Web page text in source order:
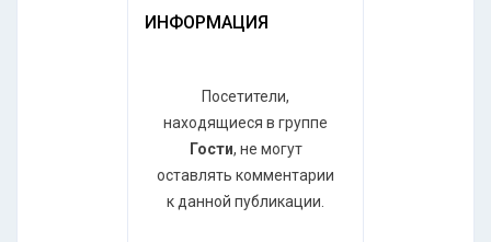
ИНФОРМАЦИЯ
Посетители,
находящиеся в группе
Гости, не могут
оставлять комментарии
к данной публикации.